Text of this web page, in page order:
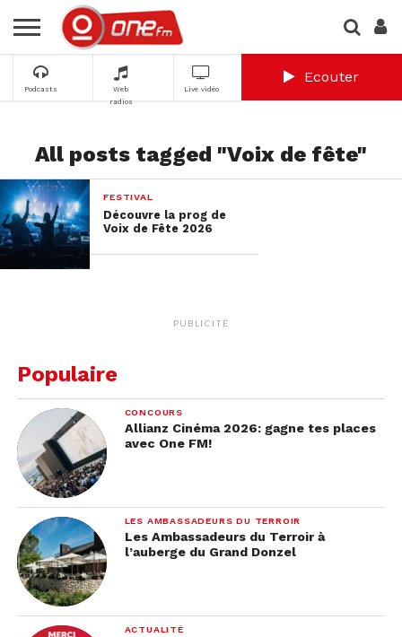
Podcasts
Web
radios
Live vidéo
Ecouter
All posts tagged "Voix de fête"
FESTIVAL
Découvre la prog de
Voix de Fête 2026
PUBLICITÉ
Populaire
CONCOURS
Allianz Cinéma 2026: gagne tes places
avec One FM!
LES AMBASSADEURS DU TERROIR
Les Ambassadeurs du Terroir à
l’auberge du Grand Donzel
ACTUALITÉ